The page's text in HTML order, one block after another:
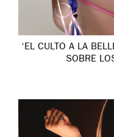
‘EL CULTO A LA
SOBRE